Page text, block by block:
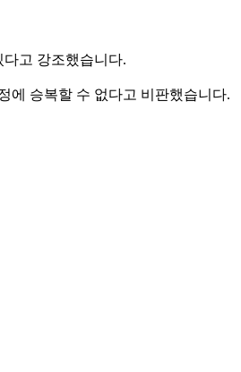
고 강조했습니다.
에 승복할 수 없다고 비판했습니다.